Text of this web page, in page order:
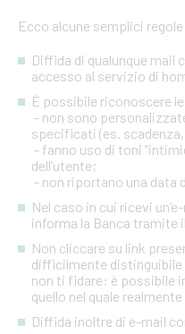
Ecco alcune semplici
Diffida di qualunque mail
accesso al servizio di
È possibile riconoscere
- non sono
specificati (es.
- fanno uso di toni
dell’utente;
- non riportano una data
Nel caso in cui ricevi
informa la Banca tramite
Non cliccare su link
difficilmente distinguibile
non ti fidare: è possibile
quello nel quale
Diffida inoltre di e-mail